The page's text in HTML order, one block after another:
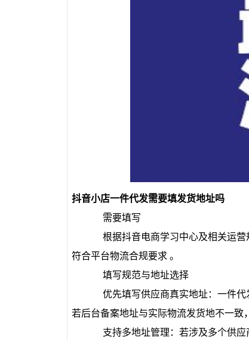
抖音小店一件代发需要填发货地址吗
需要填写
根据抖音电商学习中心及相关运营规
符合平台物流合规要求 。‌‌
填写规范与地址选择
优先填写供应商真实地址‌：一件代发
若后台备案地址与实际物流发货地不一致
支持多地址管理‌：若涉及多个供应商